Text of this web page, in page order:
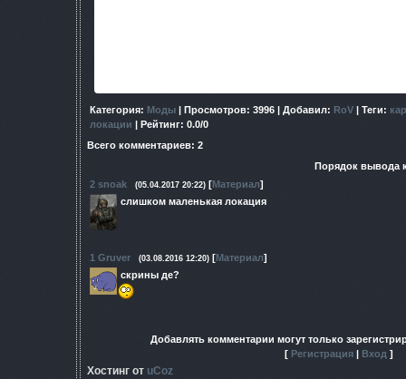
Категория: Моды | Просмотров: 3996 | Добавил: RoV | Теги:
локации | Рейтинг: 0.0/0
Всего комментариев: 2
Порядок вывода
2 snoak (05.04.2017 20:22) [Материал]
слишком маленькая локация
1 Gruver (03.08.2016 12:20) [Материал]
скрины де?
Добавлять комментарии могут только
[ Регистрация | Вход ]
Хостинг от uCoz